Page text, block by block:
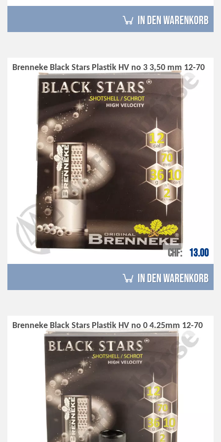
in den Warenkorb
Brenneke Black Stars Plastik HV no 3 3,50 mm 12-70
CHF 13.00
in den Warenkorb
Brenneke Black Stars Plastik HV no 0 4.25mm 12-70